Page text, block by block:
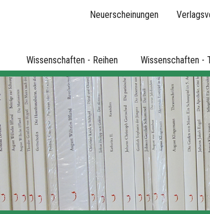
Neuerscheinungen
Wissenschaften - Reihen Wissenschaften -